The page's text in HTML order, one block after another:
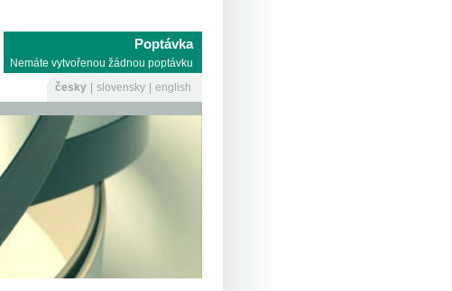
Poptávka
Nemáte vytvořenou žádnou poptávku
česky
slovensky english